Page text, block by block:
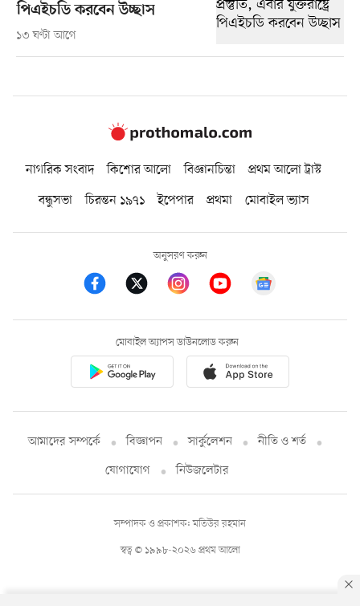
পিএইচডি করবেন উচ্ছাস
১৩ ঘণ্টা আগে
নাগরিক সংবাদ কিশোর আলো বিজ্ঞানচিন্তা
প্রথম আলো ট্রাস্ট
বন্ধুসভা
চিরন্তন ১৯৭১ ইপেপার প্রথমা মোবাইল ভ্যাস
অনুসরণ করুন
মোবাইল অ্যাপস ডাউনলোড করুন
আমাদের সম্পর্কে বিজ্ঞাপন সার্কুলেশন
নীতি ও শর্ত
যোগাযোগ
নিউজলেটার
স্বত্ব © ১৯৯৮-২০২৬ প্রথম আলো
সম্পাদক ও প্রকাশক: মতিউর রহমান